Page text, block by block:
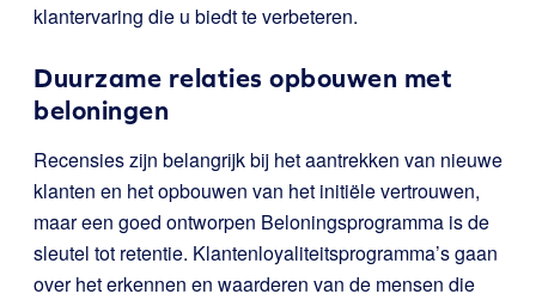
klantervaring die u biedt te verbeteren.
Duurzame relaties opbouwen met
beloningen
Recensies zijn belangrijk bij het aantrekken van nieuwe
klanten en het opbouwen van het initiële vertrouwen,
maar een goed ontworpen Beloningsprogramma is de
sleutel tot retentie. Klantenloyaliteitsprogramma’s gaan
over het erkennen en waarderen van de mensen die